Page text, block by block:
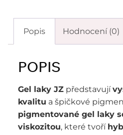
Popis Hodnocení (0)
POPIS
Gel laky JZ představují
kvalitu a špičkové
pigmentované gel laky
viskozitou, které tvoří